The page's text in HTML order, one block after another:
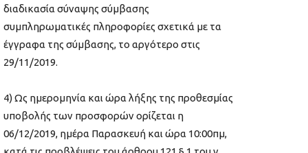
διαδικασία σύναψης σύμβασης
συμπληρωματικές πληροφορίες σχετικά με τα
έγγραφα της σύμβασης, το αργότερο στις
29/11/2019.
4) Ως ημερομηνία και ώρα λήξης της προθεσμίας
υποβολής των προσφορών ορίζεται η
06/12/2019, ημέρα Παρασκευή και ώρα 10:00πμ,